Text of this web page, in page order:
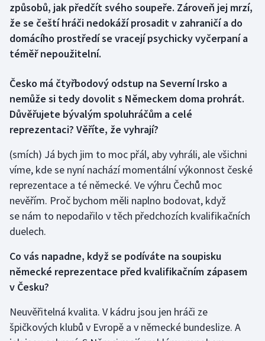
Dostihy
Florbal
Golf
Gymnastika
Házená
Jezdectví
Judo
Lezení
Moderní pětiboj
způsobů, jak předčít svého soupeře. Zároveň jej mrzí,
že se čeští hráči nedokáží prosadit v zahraničí a do
domácího prostředí se vracejí psychicky vyčerpaní a
téměř nepoužitelní.
Česko má čtyřbodový odstup na Severní Irsko a
nemůže si tedy dovolit s Německem doma prohrát.
Důvěřujete bývalým spoluhráčům a celé
reprezentaci? Věříte, že vyhrají?
(smích) Já bych jim to moc přál, aby vyhráli, ale všichni
víme, kde se nyní nachází momentální výkonnost české
reprezentace a té německé. Ve výhru Čechů moc
nevěřím. Proč bychom měli naplno bodovat, když
se nám to nepodařilo v těch předchozích kvalifikačních
duelech.
Co vás napadne, když se podíváte na soupisku
německé reprezentace před kvalifikačním zápasem
v Česku?
Neuvěřitelná kvalita. V kádru jsou jen hráči ze
špičkových klubů v Evropě a v německé bundeslize. A